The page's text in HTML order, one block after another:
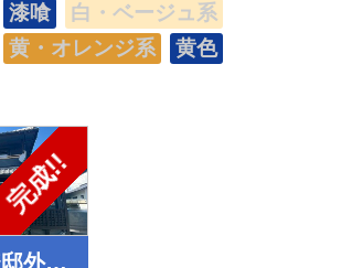
漆喰
白・ベージュ系
黄・オレンジ系
黄色
完成!!
中津川市Ｋ様邸外壁塗装・倉庫屋根塗装工事